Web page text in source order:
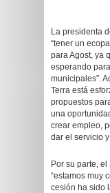
La presidenta
“tener un
para Agost, ya
esperando
municipales”.
Terra está
propuestos
una
crear empleo,
dar el servicio
Por su parte,
“estamos muy
cesión ha sido